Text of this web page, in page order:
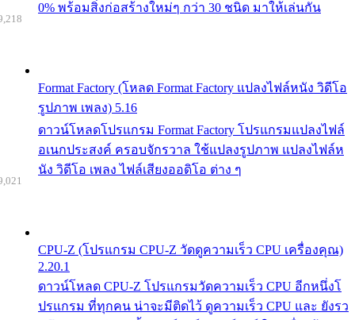
0% พร้อมสิ่งก่อสร้างใหม่ๆ กว่า 30 ชนิด มาให้เล่นกัน
Format Factory (โหลด Format Factory แปลงไฟล์หนัง วิดีโอ
รูปภาพ เพลง) 5.16
ดาวน์โหลดโปรแกรม Format Factory โปรแกรมแปลงไฟล์
อเนกประสงค์ ครอบจักรวาล ใช้แปลงรูปภาพ แปลงไฟล์ห
นัง วิดีโอ เพลง ไฟล์เสียงออดิโอ ต่าง ๆ
CPU-Z (โปรแกรม CPU-Z วัดดูความเร็ว CPU เครื่องคุณ)
2.20.1
ดาวน์โหลด CPU-Z โปรแกรมวัดความเร็ว CPU อีกหนึ่งโ
ปรแกรม ที่ทุกคน น่าจะมีติดไว้ ดูความเร็ว CPU และ ยังรว